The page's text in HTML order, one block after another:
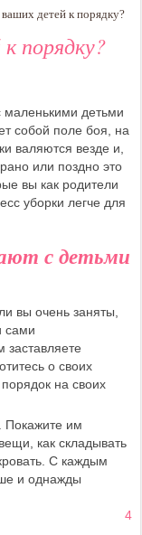
детей к порядку?
порядку?
маленькими детьми
собой поле боя, на
валяются везде и,
или поздно это
вы как родители
уборки легче для
с детьми
вы очень заняты,
сами
заставляете
о своих
на своих
Покажите им
как складывать
С каждым
и однажды